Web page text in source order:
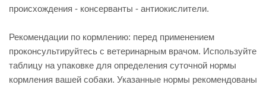
происхождения - консерванты - антиокислители.
Рекомендации по кормлению: перед применением
проконсультируйтесь с ветеринарным врачом. Используйте
таблицу на упаковке для определения суточной нормы
кормления вашей собаки. Указанные нормы рекомендованы